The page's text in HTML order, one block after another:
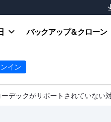
バックアップ＆クローン
イン
デックがサポートされていない